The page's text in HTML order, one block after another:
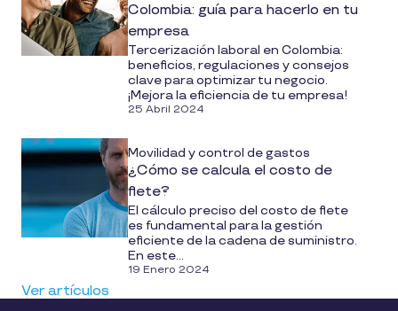
Colombia: guía para hacerlo en tu
empresa
Tercerización laboral en Colombia:
beneficios, regulaciones y consejos
clave para optimizar tu negocio.
¡Mejora la eficiencia de tu empresa!
25 Abril 2024
Movilidad y control de gastos
¿Cómo se calcula el costo de
flete?
El cálculo preciso del costo de flete
es fundamental para la gestión
eficiente de la cadena de suministro.
En este...
19 Enero 2024
Ver artículos